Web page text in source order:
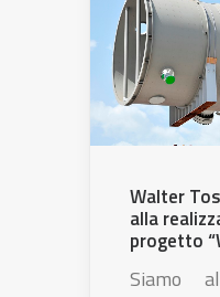
Walter
alla
progetto
Siamo